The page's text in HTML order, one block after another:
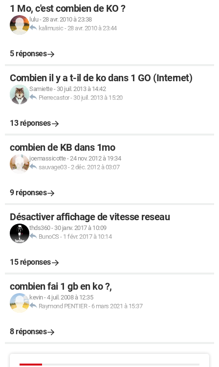
1 Mo, c'est combien de KO ?
lulu-28 avr. 2010 à 23:38
kalimusic -28 avr. 2010 à 23:44
5 réponses
Combien il y a t-il de ko dans 1 GO (Internet)
Samiette- 30 juil. 2013 à 14:42
Pierrecastor- 30 juil. 2013 à 15:20
13 réponses
combien de KB dans 1mo
joemassicotte-24 nov. 2012 à 19:34
sauvage03-2 déc. 2012 à 03:07
9 réponses
Désactiver affichage de vitesse reseau
thds360- 30 janv. 2017 à 10:09
BunoCS - 1 févr. 2017 à 10:14
15 réponses
combien fai 1 gb en ko ?,
kevin-4 juil. 2008 à 12:35
Raymond PENTIER- 6 mars 2021 à 15:37
8 réponses